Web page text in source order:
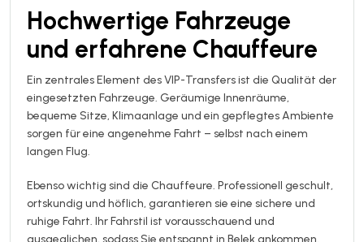
Hochwertige Fahrzeuge
und erfahrene Chauffeure
Ein zentrales Element des VIP-Transfers ist die Qualität der
eingesetzten Fahrzeuge. Geräumige Innenräume,
bequeme Sitze, Klimaanlage und ein gepflegtes Ambiente
sorgen für eine angenehme Fahrt – selbst nach einem
langen Flug.
Ebenso wichtig sind die Chauffeure. Professionell geschult,
ortskundig und höflich, garantieren sie eine sichere und
ruhige Fahrt. Ihr Fahrstil ist vorausschauend und